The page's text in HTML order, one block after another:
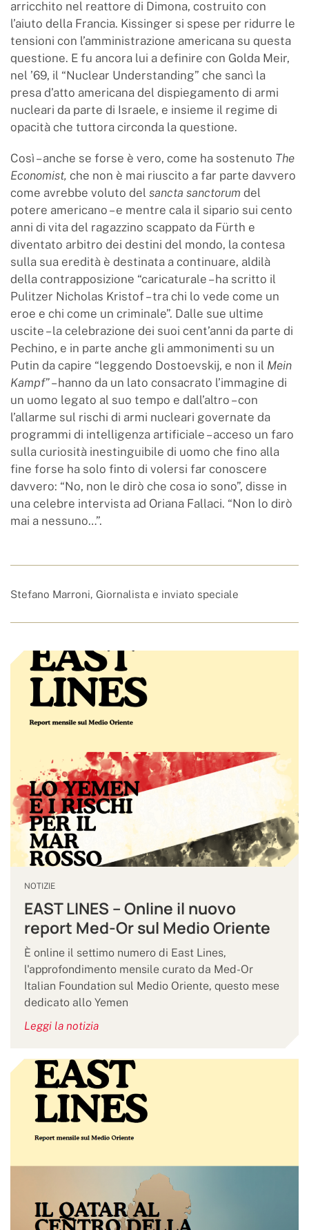
arricchito nel reattore di Dimona, costruito con
l’aiuto della Francia. Kissinger si spese per ridurre le
tensioni con l’amministrazione americana su questa
questione. E fu ancora lui a definire con Golda Meir,
nel ’69, il “Nuclear Understanding” che sancì la
presa d’atto americana del dispiegamento di armi
nucleari da parte di Israele, e insieme il regime di
opacità che tuttora circonda la questione.
Così – anche se forse è vero, come ha sostenuto The
Economist, che non è mai riuscito a far parte davvero
come avrebbe voluto del sancta sanctorum del
potere americano – e mentre cala il sipario sui cento
anni di vita del ragazzino scappato da Fürth e
diventato arbitro dei destini del mondo, la contesa
sulla sua eredità è destinata a continuare, aldilà
della contrapposizione “caricaturale – ha scritto il
Pulitzer Nicholas Kristof – tra chi lo vede come un
eroe e chi come un criminale”. Dalle sue ultime
uscite – la celebrazione dei suoi cent’anni da parte di
Pechino, e in parte anche gli ammonimenti su un
Putin da capire “leggendo Dostoevskij, e non il Mein
Kampf”– hanno da un lato consacrato l’immagine di
un uomo legato al suo tempo e dall’altro – con
l’allarme sul rischi di armi nucleari governate da
programmi di intelligenza artificiale – acceso un faro
sulla curiosità inestinguibile di uomo che fino alla
fine forse ha solo finto di volersi far conoscere
davvero: “No, non le dirò che cosa io sono”, disse in
una celebre intervista ad Oriana Fallaci. “Non lo dirò
mai a nessuno…”.
Stefano Marroni, Giornalista e inviato speciale
NOTIZIE
EAST LINES – Online il nuovo
report Med-Or sul Medio Oriente
È online il settimo numero di East Lines,
l'approfondimento mensile curato da Med-Or
Italian Foundation sul Medio Oriente, questo mese
dedicato allo Yemen
Leggi la notizia